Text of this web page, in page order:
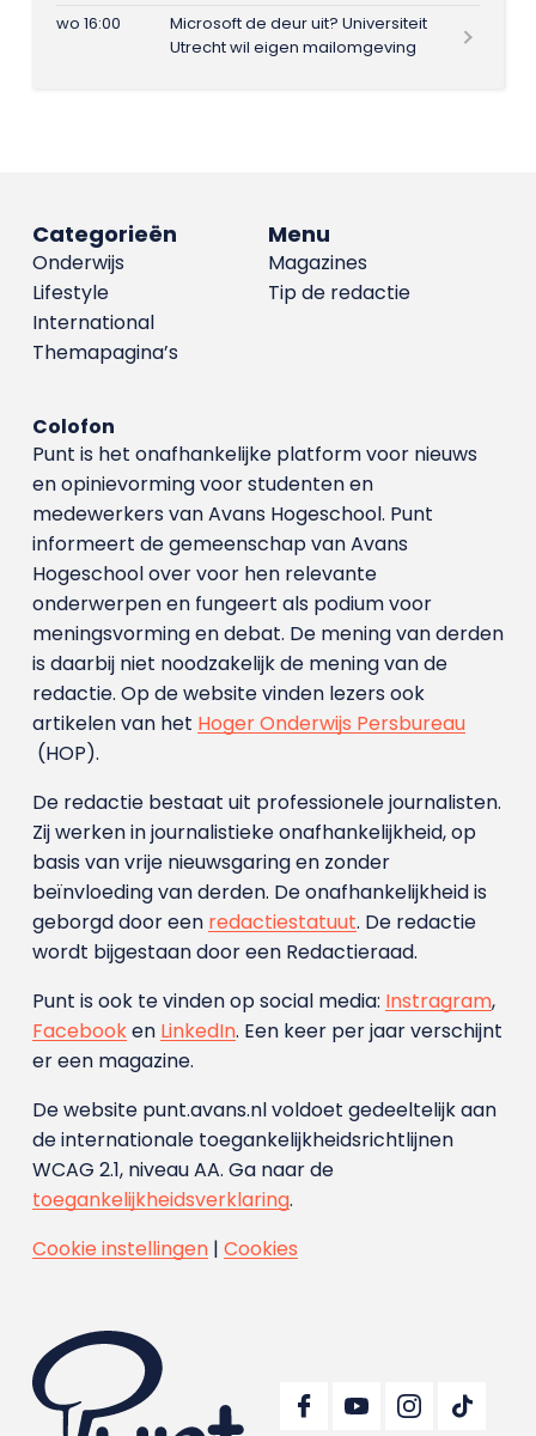
wo 16:00
Microsoft de deur uit? Universiteit
Utrecht wil eigen mailomgeving
Menu
Magazines
Tip de redactie
Categorieën
Onderwijs
Lifestyle
International
Themapagina’s
Colofon
Punt is het onafhankelijke platform voor nieuws
en opinievorming voor studenten en
medewerkers van Avans Hoge­school. Punt
informeert de gemeenschap van Avans
Hogeschool over voor hen relevante
onderwerpen en fungeert als podium voor
meningsvorming en debat. De mening van derden
is daarbij niet noodzakelijk de mening van de
redactie. Op de website vinden lezers ook
artikelen van het Hoger Onderwijs Persbureau
(HOP).
De redactie bestaat uit professionele journalisten.
Zij werken in journalistieke onafhankelijkheid, op
basis van vrije nieuwsgaring en zonder
beïnvloeding van derden. De onafhankelijkheid is
geborgd door een redactiestatuut. De redactie
wordt bijgestaan door een Redactieraad.
Punt is ook te vinden op social media: Instragram,
Facebooken LinkedIn. Een keer per jaar verschijnt
er een magazine.
De website punt.avans.nl voldoet gedeeltelijk aan
de internationale toegankelijkheidsrichtlijnen
WCAG 2.1, niveau AA. Ga naar de
toegankelijkheidsverklaring.
Cookie instellingen| Cookies